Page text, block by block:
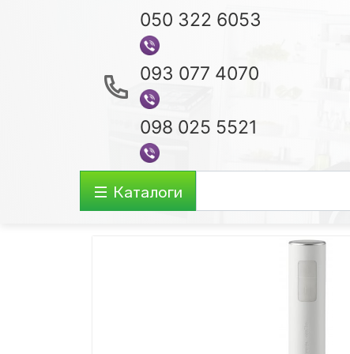
050 322 6053
093 077 4070
098 025 5521
Каталоги